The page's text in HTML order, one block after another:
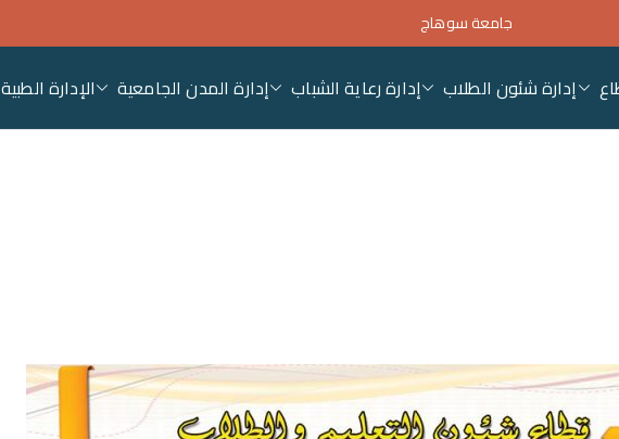
جامعة سوهاج
والطلاب – جامعة سوهاجإدارة شئون الطلاب إدارة رعاية الشباب إدارة المدن الجامعية الإدارة الطبية